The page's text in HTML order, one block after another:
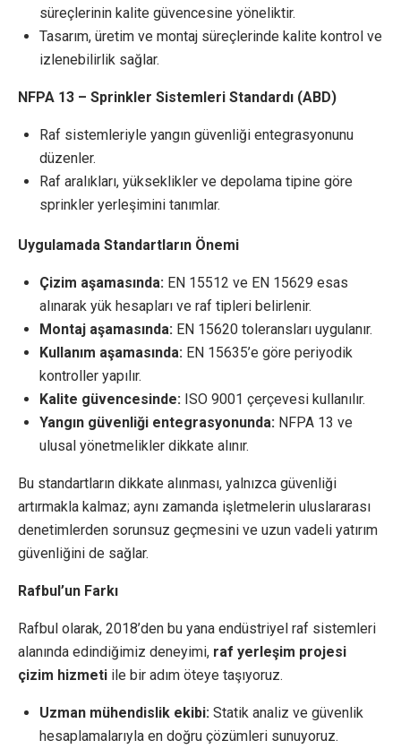
süreçlerinin kalite güvencesine yöneliktir.
Tasarım, üretim ve montaj süreçlerinde kalite kontrol ve
izlenebilirlik sağlar.
NFPA 13 – Sprinkler Sistemleri Standardı (ABD)
Raf sistemleriyle yangın güvenliği entegrasyonunu
düzenler.
Raf aralıkları, yükseklikler ve depolama tipine göre
sprinkler yerleşimini tanımlar.
Uygulamada Standartların Önemi
Çizim aşamasında: EN 15512 ve EN 15629 esas
alınarak yük hesapları ve raf tipleri belirlenir.
Montaj aşamasında: EN 15620 toleransları uygulanır.
Kullanım aşamasında: EN 15635’e göre periyodik
kontroller yapılır.
Kalite güvencesinde: ISO 9001 çerçevesi kullanılır.
Yangın güvenliği entegrasyonunda: NFPA 13 ve
ulusal yönetmelikler dikkate alınır.
Bu standartların dikkate alınması, yalnızca güvenliği
artırmakla kalmaz; aynı zamanda işletmelerin uluslararası
denetimlerden sorunsuz geçmesini ve uzun vadeli yatırım
güvenliğini de sağlar.
Rafbul’un Farkı
Rafbul olarak, 2018’den bu yana endüstriyel raf sistemleri
alanında edindiğimiz deneyimi, raf yerleşim projesi
çizim hizmeti ile bir adım öteye taşıyoruz.
Uzman mühendislik ekibi: Statik analiz ve güvenlik
hesaplamalarıyla en doğru çözümleri sunuyoruz.